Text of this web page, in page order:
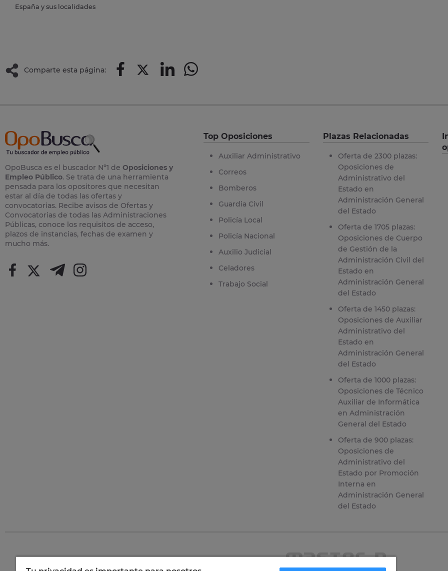
España y sus localidades
Comparte esta página:
OpoBusca es el buscador Nº1 de Oposiciones y
Empleo Público. Se trata de una herramienta
pensada para los opositores que necesitan
estar al día de todas las ofertas y
convocatorias. Recibe avisos de Ofertas y
Convocatorias de todas las Administraciones
Públicas, conoce los requisitos de acceso,
plazos de instancias, fechas de examen y
mucho más.
Top Oposiciones
Auxiliar Administrativo
Correos
Bomberos
Guardia Civil
Policía Local
Policía Nacional
Auxilio Judicial
Celadores
Trabajo Social
Plazas Relacionadas
Oferta de 2300 plazas:
Oposiciones de
Administrativo del
Estado en
Administración General
del Estado
Oferta de 1705 plazas:
Oposiciones de Cuerpo
de Gestión de la
Administración Civil del
Estado en
Administración General
del Estado
Oferta de 1450 plazas:
Oposiciones de Auxiliar
Administrativo del
Estado en
Administración General
del Estado
Oferta de 1000 plazas:
Oposiciones de Técnico
Auxiliar de Informática
en Administración
General del Estado
Oferta de 900 plazas:
Oposiciones de
Administrativo del
Estado por Promoción
Interna en
Administración General
del Estado